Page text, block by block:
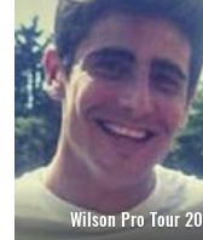
Wilson Pro Tour